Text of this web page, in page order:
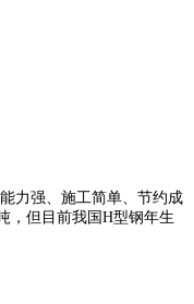
力强、施工简单、节约成
，但目前我国H型钢年生